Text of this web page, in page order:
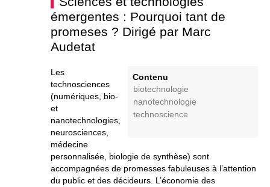
émergentes : Pourquoi tant de
promeses ? Dirigé par Marc
Audetat
Contenu
biotechnologie
nanotechnologie
technoscience
Les
technosciences
(numériques, bio-
et
nanotechnologies,
neurosciences,
médecine
personnalisée, biologie de synthèse) sont
accompagnées de promesses fabuleuses à l’attention
du public et des décideurs. L’économie des